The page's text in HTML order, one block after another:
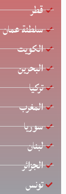
قطر
سلطنة عمان
الكويت
البحرين
تركيا
المغرب
سوريا
لبنان
الجزائر
تونس